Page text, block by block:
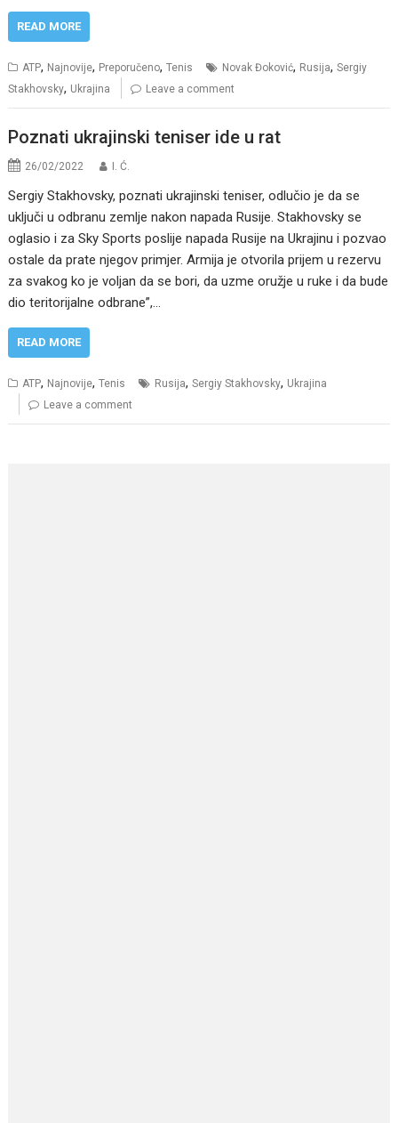
READ MORE
ATP, Najnovije, Preporučeno,Tenis Novak Đoković, Rusija,Sergiy
Stakhovsky, Ukrajina Leave a comment
Poznati ukrajinski teniser ide u rat
26/02/2022 I. Ć.
Sergiy Stakhovsky, poznati ukrajinski teniser, odlučio je da se
uključi u odbranu zemlje nakon napada Rusije. Stakhovsky se
oglasio i za Sky Sports poslije napada Rusije na Ukrajinu i pozvao
ostale da prate njegov primjer. Armija je otvorila prijem u rezervu
za svakog ko je voljan da se bori, da uzme oružje u ruke i da bude
dio teritorijalne odbrane”,…
READ MORE
ATP, Najnovije,Tenis Rusija,Sergiy Stakhovsky, Ukrajina
Leave a comment